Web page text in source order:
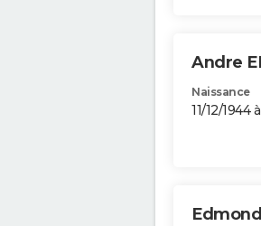
Andre
Naissance
11/12/1944 à